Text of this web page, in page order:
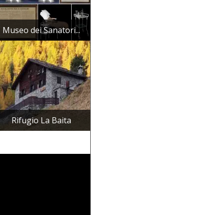
Museo dei Sanatori...
Rifugio La Baita